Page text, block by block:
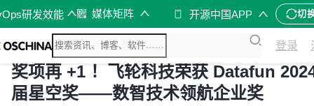
研发效能 媒体矩阵 开源中国APP 切
登录
奖项再 +1 ！飞轮科技荣获 Datafun
届星空奖——数智技术领航企业奖